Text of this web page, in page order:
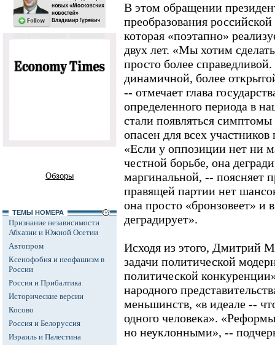
Обзоры
ТЕМЫ НОМЕРА
Признание независимости
Абхазии и Южной Осетии
Автопром
Ксенофобия и неофашизм в
России
Россия и Прибалтика
Исторические версии
Косово
Россия и Белоруссия
Израиль и Палестина
В этом обращении
преобразования
которая «поэтапно»
двух лет. «Мы хотим
просто более
динамичной, более
-- отмечает глава
определенного периода в
стали появляться
опасен для всех
«Если у оппозиции нет ни
честной борьбе, она
маргинальной, -- поясняет
правящей партии нет
она просто «бронзовеет» и
деградирует».
Исходя из этого, Дмитрий
задачи политической
политической
народного
меньшинств, «в идеале --
одного человека».
но неуклонными», --